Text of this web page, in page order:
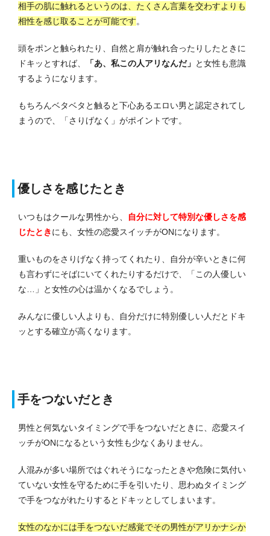
相手の肌に触れるというのは、たくさん言葉を交わすよりも
相性を感じ取ることが可能です。
頭をポンと触られたり、自然と肩が触れ合ったりしたときに
ドキッとすれば、
「あ、私この人アリなんだ」 と女性も意識
するようになります。
もちろんベタベタと触ると下心あるエロい男と認定されてし
まうので、「さりげなく」がポイントです。
優しさを感じたとき
いつもはクールな男性から、
自分に対して特別な優しさを感
じたときにも、女性の恋愛スイッチがONになります。
重いものをさりげなく持ってくれたり、自分が辛いときに何
も言わずにそばにいてくれたりするだけで、「この人優しい
な…」と女性の心は温かくなるでしょう。
みんなに優しい人よりも、自分だけに特別優しい人だとドキ
ッとする確立が高くなります。
手をつないだとき
男性と何気ないタイミングで手をつないだときに、恋愛スイ
ッチがONになるという女性も少なくありません。
人混みが多い場所ではぐれそうになったときや危険に気付い
ていない女性を守るために手を引いたり、思わぬタイミング
で手をつながれたりするとドキッとしてしまいます。
女性のなかには手をつないだ感覚でその男性がアリかナシか